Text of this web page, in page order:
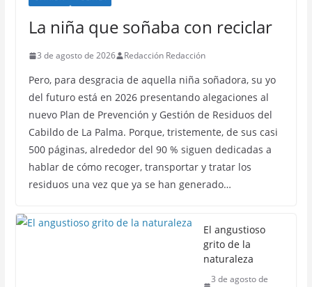
La niña que soñaba con reciclar
3 de agosto de 2026 Redacción Redacción
Pero, para desgracia de aquella niña soñadora, su yo
del futuro está en 2026 presentando alegaciones al
nuevo Plan de Prevención y Gestión de Residuos del
Cabildo de La Palma. Porque, tristemente, de sus casi
500 páginas, alrededor del 90 % siguen dedicadas a
hablar de cómo recoger, transportar y tratar los
residuos una vez que ya se han generado…
El angustioso
grito de la
naturaleza
3 de agosto de